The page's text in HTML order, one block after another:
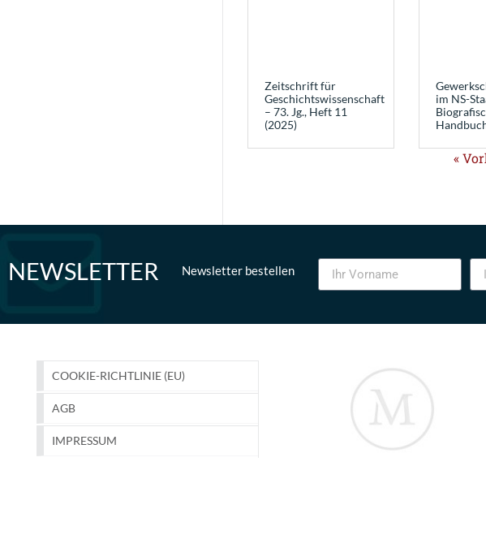
Zeitschrift für
Geschichtswissenschaft
– 73. Jg., Heft 11
(2025)
im NS-
«
NEWSLETTER Newsletter bestellen
COOKIE-RICHTLINIE (EU)
AGB
IMPRESSUM